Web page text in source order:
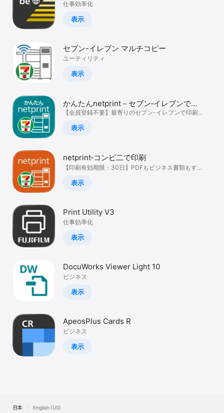
仕事効率化
表示
セブン-イレブン マルチコピー
ユーティリティ
表示
かんたんnetprint－セブン‐イレブンでか
んたん印刷
【会員登録不要】最寄りのセブン-イレブンで印刷
表示
netprint‐コンビ二で印刷
【印刷有効期限：30日】PDFもビジネス書類もすぐ
表示
Print Utility V3
仕事効率化
表示
DocuWorks Viewer Light 10
ビジネス
表示
ApeosPlus Cards R
ビジネス
表示
日本 English (US)